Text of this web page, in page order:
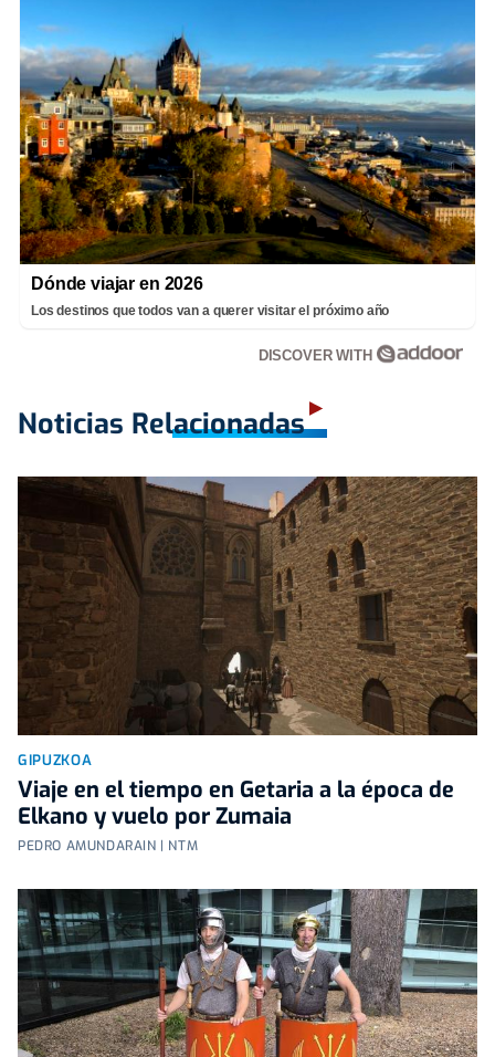
Dónde viajar en 2026
Los destinos que todos van a querer visitar el próximo año
DISCOVER WITH
Noticias Relacionadas
GIPUZKOA
Viaje en el tiempo en Getaria a la época de
Elkano y vuelo por Zumaia
PEDRO AMUNDARAIN | NTM